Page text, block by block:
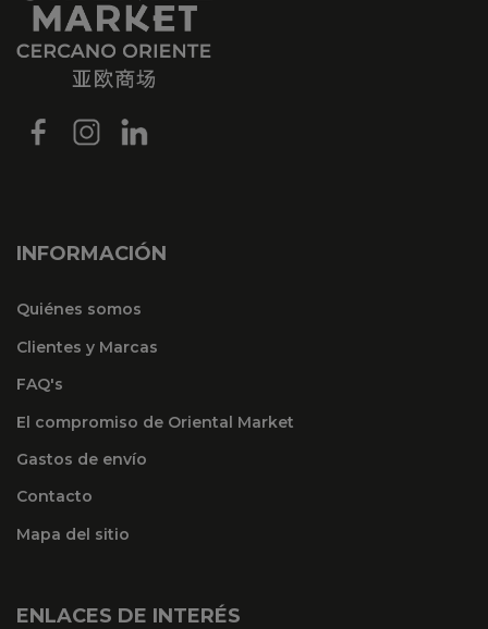
INFORMACIÓN
Quiénes somos
Clientes y Marcas
FAQ's
El compromiso de Oriental Market
Gastos de envío
Contacto
Mapa del sitio
ENLACES DE INTERÉS